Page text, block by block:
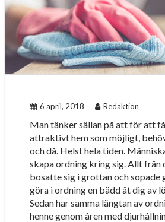
6 april, 2018 Redaktion
Man tänker sällan på att för att
attraktivt hem som möjligt,
och då. Helst hela tiden.
skapa ordning kring sig. Allt från
bosatte sig i grottan och
göra i ordning en bädd åt dig av
Sedan har samma längtan av
henne genom åren med